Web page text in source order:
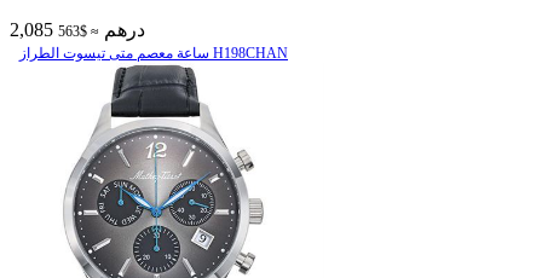
2,085 درهم ≈ $563
ساعة معصم متی تیسوت الطراز H198CHAN